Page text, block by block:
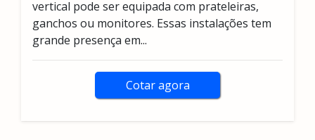
vertical pode ser equipada com prateleiras,
ganchos ou monitores. Essas instalações tem
grande presença em...
Cotar agora